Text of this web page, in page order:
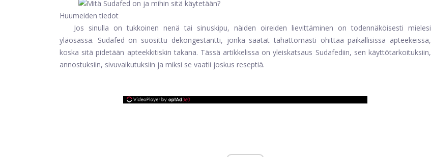
Huumeiden tiedot
Jos sinulla on tukkoinen nenä tai sinuskipu, näiden oireiden lievittäminen on todennäköisesti mielesi
yläosassa. Sudafed on suosittu dekongestantti, jonka saatat tahattomasti ohittaa paikallisissa apteekeissa,
koska sitä pidetään apteekkitiskin takana. Tässä artikkelissa on yleiskatsaus Sudafediin, sen käyttötarkoituksiin,
annostuksiin, sivuvaikutuksiin ja miksi se vaatii joskus reseptiä.